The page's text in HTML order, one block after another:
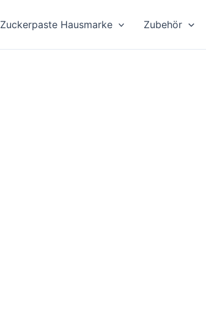
Zuckerpaste Hausmarke Zubehör